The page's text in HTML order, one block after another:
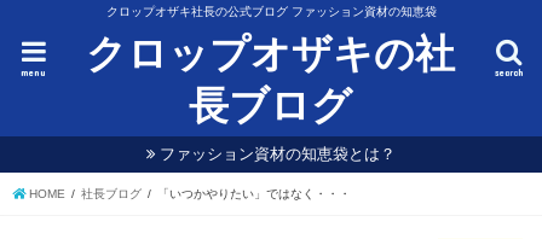
クロップオザキ社長の公式ブログ ファッション資材の知恵袋
クロップオザキの社
長ブログ
search
menu
ファッション資材の知恵袋とは？
HOME 社長ブログ 「いつかやりたい」ではなく・・・